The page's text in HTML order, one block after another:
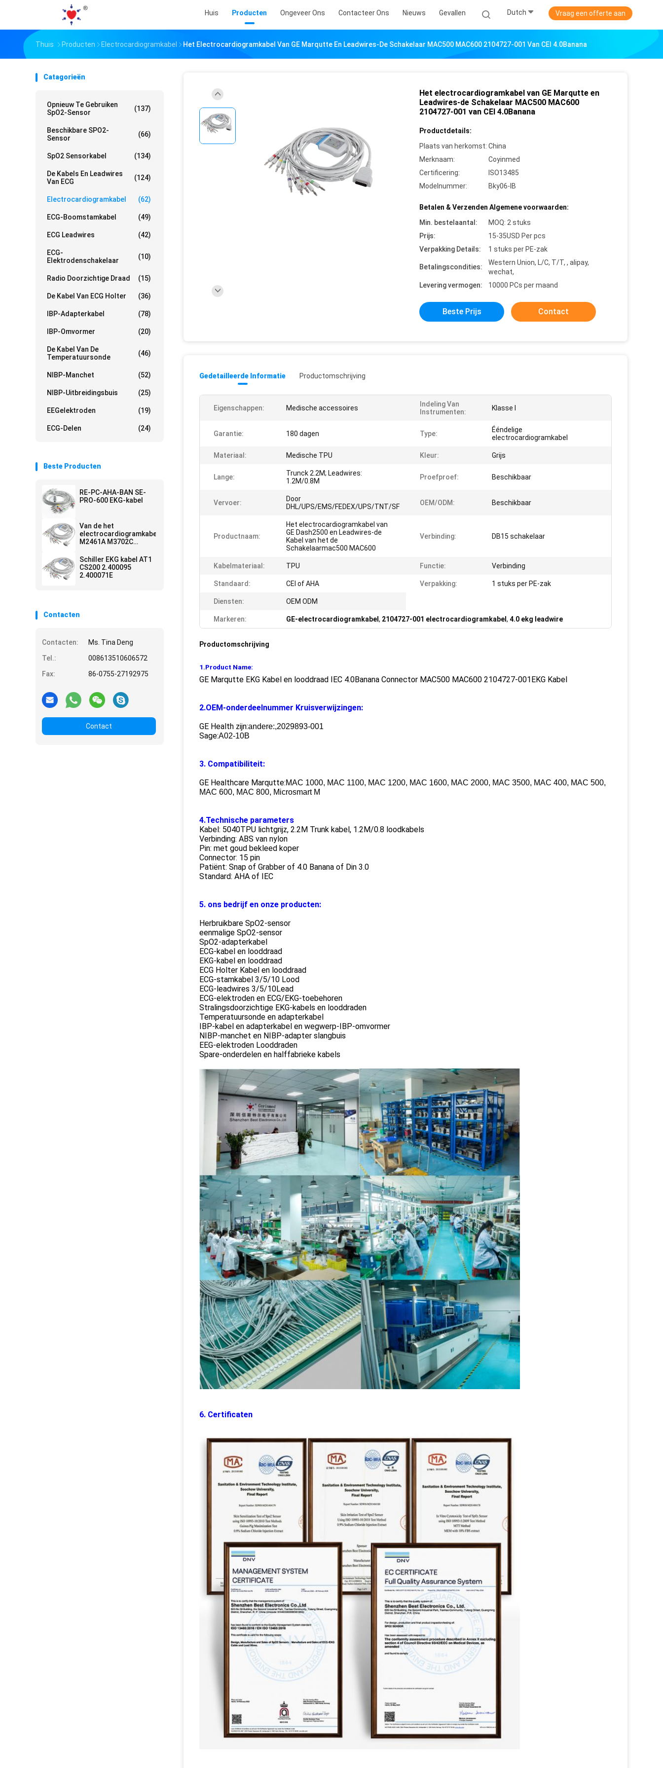
Huis Producten Ongeveer Ons Contacteer Ons Nieuws Gevallen Dutch Vraag een offerte aan
Thuis Producten Electrocardiogramkabel Het Electrocardiogramkabel Van GE Marqutte En Leadwires-De Schakelaar MAC500 MAC600 2104727-001 Van CEI 4.0Banana
Catagorieën
Opnieuw Te Gebruiken
SpO2-Sensor
(137)
Beschikbare SPO2-
Sensor
(66)
SpO2 Sensorkabel (134)
De Kabels En Leadwires
Van ECG
(124)
Electrocardiogramkabel (62)
ECG-Boomstamkabel (49)
ECG Leadwires (42)
ECG-
Elektrodenschakelaar
(10)
Radio Doorzichtige Draad (15)
De Kabel Van ECG Holter (36)
IBP-Adapterkabel (78)
IBP-Omvormer (20)
De Kabel Van De
Temperatuursonde
(46)
NIBP-Manchet (52)
NIBP-Uitbreidingsbuis (25)
EEGelektroden (19)
ECG-Delen (24)
Beste Producten
RE-PC-AHA-BAN SE-
PRO-600 EKG-kabel
Van de het
electrocardiogramkabel
M2461A M3702C
HP het
electrocardiogramkabel
en Leadwires 15
Schiller EKG kabel AT1
CS200 2.400095
2.400071E
Contacten
Contacten:
Ms. Tina Deng
Tel.:
008613510606572
Fax:
86-0755-27192975
Contact
Het electrocardiogramkabel van GE Marqutte en
Leadwires-de Schakelaar MAC500 MAC600
2104727-001 van CEI 4.0Banana
Productdetails:
Plaats van herkomst: China
Merknaam:
Coyinmed
Certificering:
ISO13485
Modelnummer:
Bky06-IB
Betalen & Verzenden Algemene voorwaarden:
Min. bestelaantal:
MOQ: 2 stuks
Prijs:
15-35USD Per pcs
Verpakking Details:
1 stuks per PE-zak
Betalingscondities:
Western Union, L/C, T/T, , alipay,
wechat,
Levering vermogen:
10000 PCs per maand
Beste Prijs Contact
Gedetailleerde Informatie Productomschrijving
Eigenschappen: Medische accessoires
Indeling Van
Instrumenten:
Klasse I
Garantie: 180 dagen Type:
Ééndelige
electrocardiogramkabel
Materiaal: Medische TPU Kleur: Grijs
Lange:
Trunck 2.2M; Leadwires:
1.2M/0.8M
Proefproef: Beschikbaar
Vervoer:
Door
DHL/UPS/EMS/FEDEX/UPS/TNT/SF
OEM/ODM: Beschikbaar
Productnaam:
Het electrocardiogramkabel van
GE Dash2500 en Leadwires-de
Kabel van het de
Schakelaarmac500 MAC600
Verbinding: DB15 schakelaar
Kabelmateriaal: TPU Functie: Verbinding
Standaard: CEI of AHA Verpakking: 1 stuks per PE-zak
Diensten: OEM ODM
Markeren: GE-electrocardiogramkabel , 2104727-001 electrocardiogramkabel , 4.0 ekg leadwire
Productomschrijving
1.Product Name:
GE Marqutte EKG Kabel en looddraad IEC 4.0Banana Connector MAC500 MAC600 2104727-001EKG Kabel
2.OEM-onderdeelnummer Kruisverwijzingen:
GE Health zijn:andere:,2029893-001
Sage:A02-10B
3. Compatibiliteit:
GE Healthcare Marqutte:MAC 1000, MAC 1100, MAC 1200, MAC 1600, MAC 2000, MAC 3500, MAC 400, MAC 500,
MAC 600, MAC 800, Microsmart M
4.Technische parameters
Kabel: 5040TPU lichtgrijz, 2.2M Trunk kabel, 1.2M/0.8 loodkabels
Verbinding: ABS van nylon
Pin: met goud bekleed koper
Connector: 15 pin
Patiënt: Snap of Grabber of 4.0 Banana of Din 3.0
Standard: AHA of IEC
5. ons bedrijf en onze producten:
Herbruikbare SpO2-sensor
eenmalige SpO2-sensor
SpO2-adapterkabel
ECG-kabel en looddraad
EKG-kabel en looddraad
ECG Holter Kabel en looddraad
ECG-stamkabel 3/5/10 Lood
ECG-leadwires 3/5/10Lead
ECG-elektroden en ECG/EKG-toebehoren
Stralingsdoorzichtige EKG-kabels en looddraden
Temperatuursonde en adapterkabel
IBP-kabel en adapterkabel en wegwerp-IBP-omvormer
NIBP-manchet en NIBP-adapter slangbuis
EEG-elektroden Looddraden
Spare-onderdelen en halffabrieke kabels
6. Certificaten